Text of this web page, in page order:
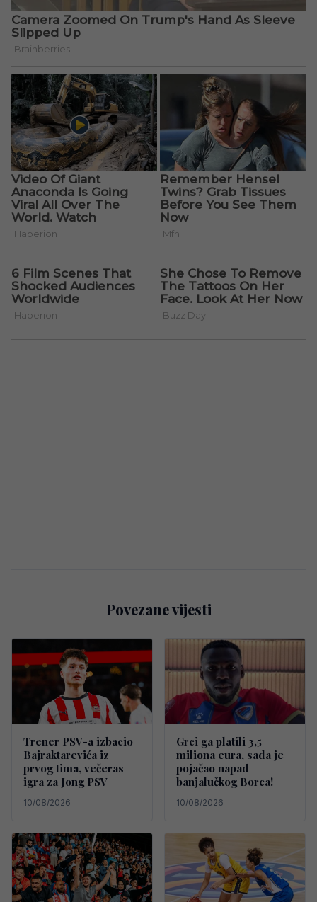
Povezane vijesti
Trener PSV-a izbacio
Bajraktarevića iz
prvog tima, večeras
igra za Jong PSV
10/08/2026
Grci ga platili 3,5
miliona eura, sada je
pojačao napad
banjalučkog Borca!
10/08/2026